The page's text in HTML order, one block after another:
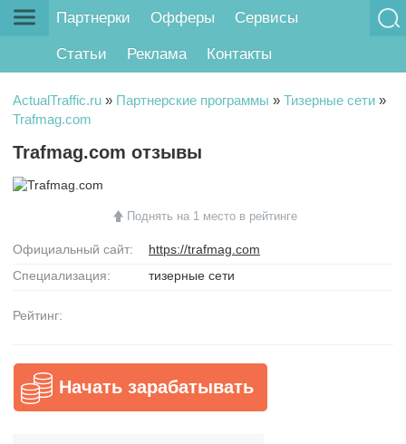
Партнерки Офферы Сервисы
Статьи Реклама Контакты
ActualTraffic.ru » Партнерские программы » Тизерные сети »
Trafmag.com
Trafmag.com отзывы
Поднять на 1 место в рейтинге
Официальный сайт:
https://trafmag.com
Специализация:
тизерные сети
Рейтинг:
Начать зарабатывать